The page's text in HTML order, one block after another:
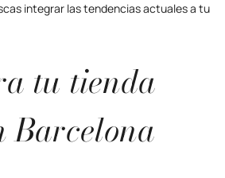
integrar las tendencias actuales a tu
tu tienda
Barcelona